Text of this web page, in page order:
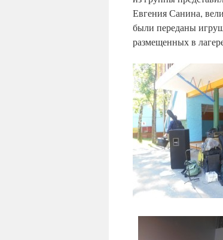
Евгения Санина,
были переданы
размещенных в